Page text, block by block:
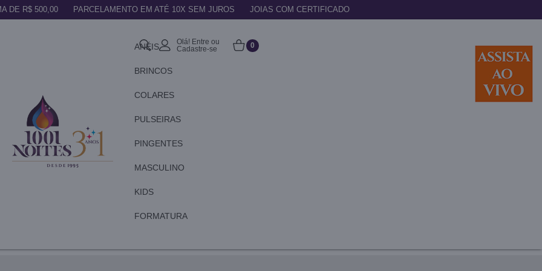
DE R$ 500,00 PARCELAMENTO EM ATÉ 10X SEM JUROS JOIAS COM CERTIFICADO
ANÉIS
BRINCOS
COLARES
PULSEIRAS
PINGENTES
MASCULINO
KIDS
FORMATURA
Olá! Entre ou
Cadastre-se
0